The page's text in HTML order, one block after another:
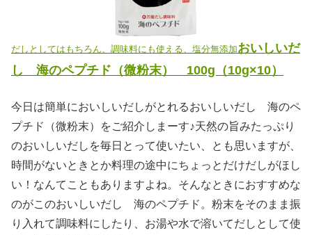
だしとしてはもちろん、調味料にも使える、塩分無添加おいしいだ
し 海のペプチド（微粉末） 100g（10g×10）
今日は簡単においしいだしがとれるおいしいだし 海のペ
プチド（微粉末）をご紹介しまーす♪天然の旨みたっぷり
のおいしいだしを毎日とって使いたい、とも思いますが、
時間がないときとか料理の途中にちょっとだけだしがほし
い！なんてこともありますよね。そんなときにおすすめな
のがこのおいしいだし 海のペプチド。粉末をそのまま振
り入れて調味料にしたり、お湯や水で溶いてだしとして使